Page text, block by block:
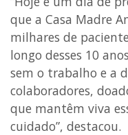
que a Casa Madre
milhares de
longo desses 10
sem o trabalho e a
colaboradores,
que mantêm viva
cuidado”, destacou.